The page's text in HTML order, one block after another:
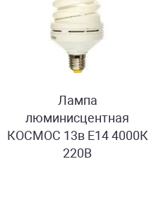
Лампа
люминисцентная
КОСМОС 13в Е14 4000К
220В